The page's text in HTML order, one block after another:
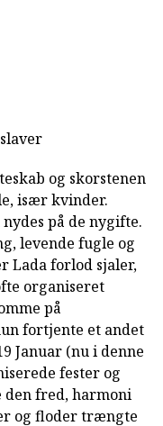
og skorstenen
især kvinder.
på de nygifte.
levende fugle og
Lada forlod sjaler,
organiseret
på
fortjente et andet
Januar (nu i denne
fester og
den fred, harmoni
og floder trængte